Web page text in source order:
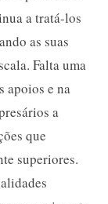
a tratá-los
as suas
Falta uma
apoios e na
a
que
superiores.